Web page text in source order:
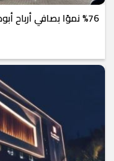
%76 نموًا بصافي أرباح أبوظبي التجاري بالنصف الأول من 2021